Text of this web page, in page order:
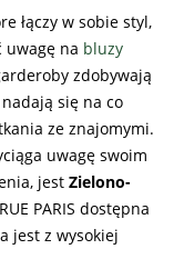
łączy w sobie styl,
uwagę na bluzy
zdobywają
się na co
ze znajomymi.
uwagę swoim
jest Zielono-
RUE PARIS dostępna
jest z wysokiej